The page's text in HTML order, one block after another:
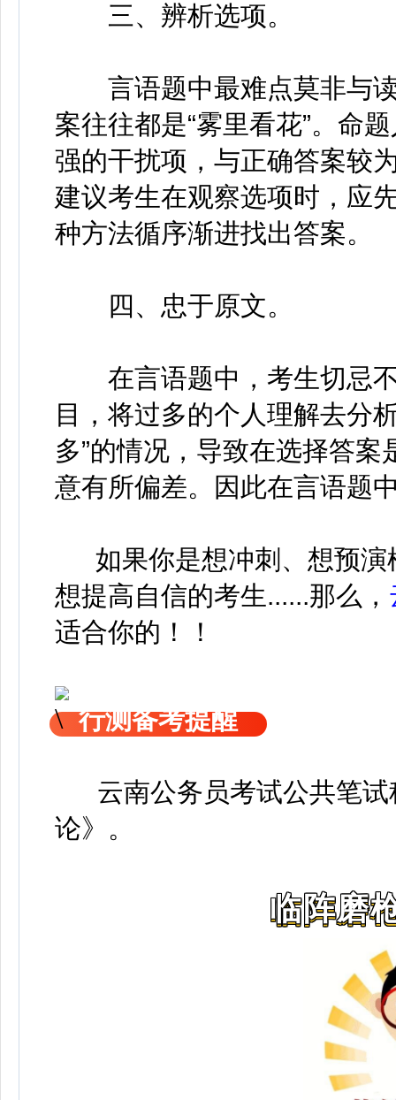
三、辨析选项。
言语题中最难点莫非与读
案往往都是“雾里看花”。命
强的干扰项，与正确答案较
建议考生在观察选项时，应
种方法循序渐进找出答案。
四、忠于原文。
在言语题中，考生切忌不
目，将过多的个人理解去分
多”的情况，导致在选择答
意有所偏差。因此在言语题
如果你是想冲刺、想预演
想提高自信的考生......那么，
适合你的！！
行测备考提醒
云南公务员考试公共笔试
论》 。
临阵磨